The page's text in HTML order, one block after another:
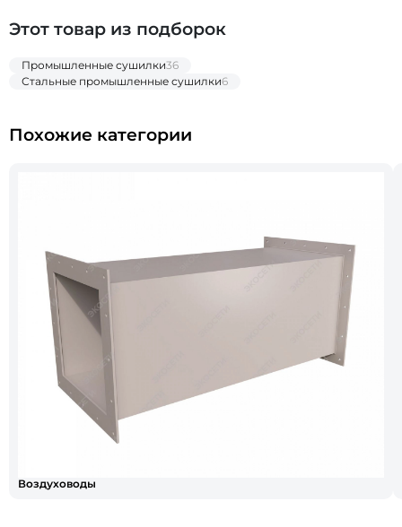
Этот товар из подборок
Промышленные сушилки36
Стальные промышленные сушилки6
Похожие категории
Воздуховоды